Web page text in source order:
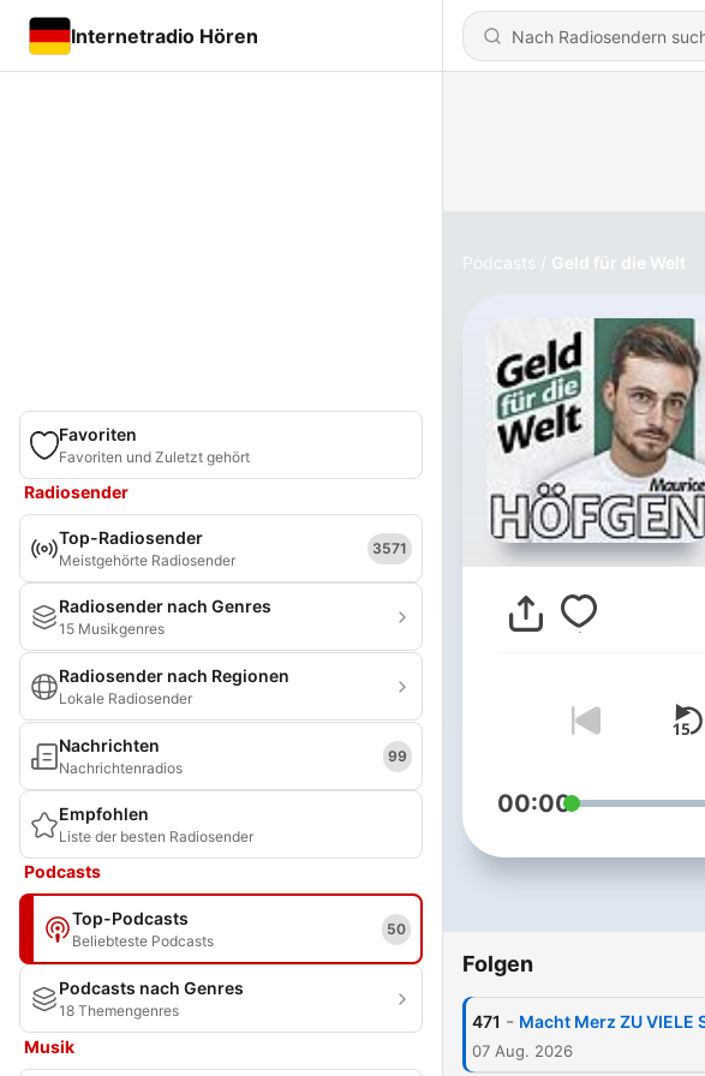
Internetradio Hören
Favoriten
Favoriten und Zuletzt gehört
Radiosender
Top-Radiosender
Meistgehörte Radiosender
3571
Radiosender nach Genres
15 Musikgenres
Radiosender nach Regionen
Lokale Radiosender
Nachrichten
Nachrichtenradios
99
Empfohlen
Liste der besten Radiosender
Podcasts
Top-Podcasts
Beliebteste Podcasts
50
Podcasts nach Genres
18 Themengenres
Musik
Podcasts Geld für die Welt
00:00
Folgen
471 - Macht Merz ZU VIELE
07 Aug. 2026